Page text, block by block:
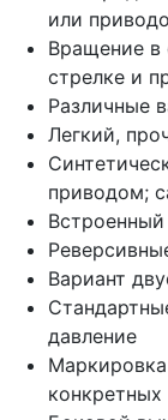
или
Вращение в
стрелке и
Различные
Легкий,
приводом;
Вариант
давление
Маркировка